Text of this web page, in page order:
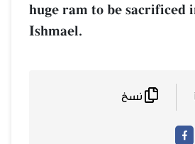
huge ram to be sacrificed
Ishmael.